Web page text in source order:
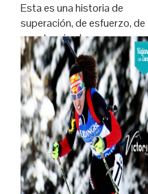
Esta es una historia de
superación, de esfuerzo, de
constancia, de creer en un
sueño y pese a las pruebas
sufridas, haber seguido
trabajando, en silencio, pero
sin dejar de creer ni un día
en que lo iba a conseguir. Un
metro ochenta, cabellera